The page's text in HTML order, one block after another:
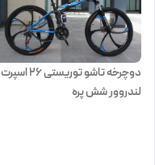
دوچرخه تاشو توریستی 26 اسپرت
لندروور شش پره